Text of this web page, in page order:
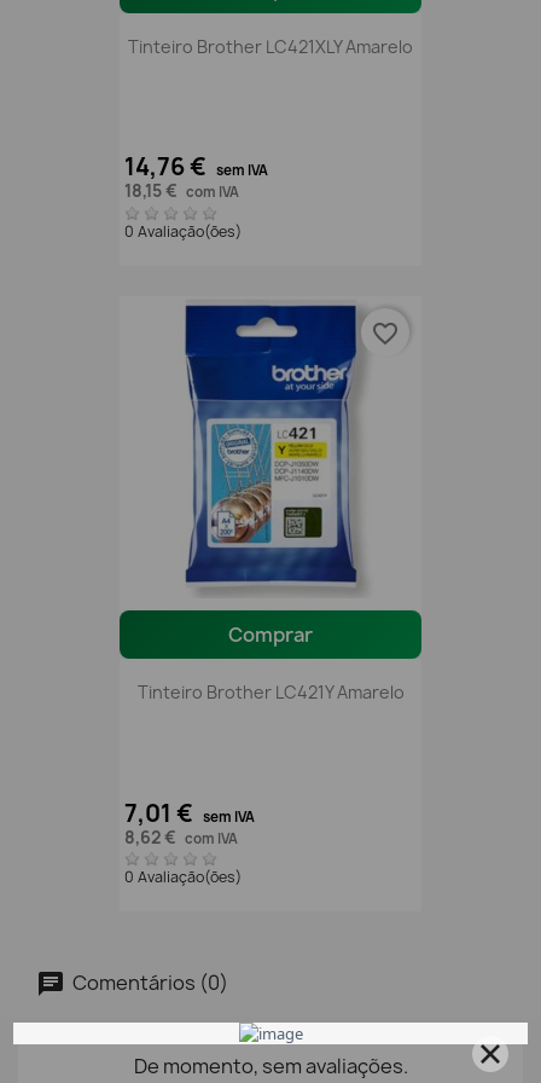
Tinteiro Brother LC421XLY Amarelo
14,76 € sem IVA
18,15 € com IVA
0 Avaliação(ões)
Comprar
Tinteiro Brother LC421Y Amarelo
7,01 € sem IVA
8,62 € com IVA
0 Avaliação(ões)
favorite_border
Comentários (0)
De momento, sem avaliações.